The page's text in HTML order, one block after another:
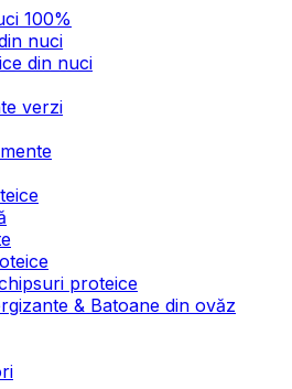
100%
nuci
din nuci
verzi
proteice
& Batoane din ovăz